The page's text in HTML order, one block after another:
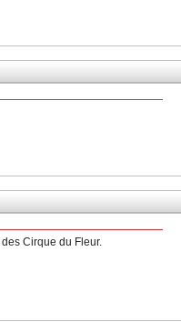
Cirque du Fleur.